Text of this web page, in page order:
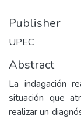
Publisher
UPEC
Abstract
La indagación
situación que
realizar un